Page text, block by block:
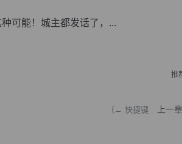
可能！城主都发话了，...
推
（← 快捷键 上一章